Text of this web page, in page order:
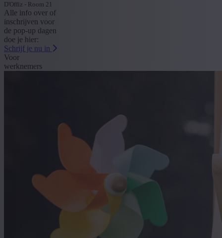
D'Offiz - Room 21
Alle info over of
inschrijven voor
de pop-up dagen
doe je hier:
Schrijf je nu in
Voor
werknemers